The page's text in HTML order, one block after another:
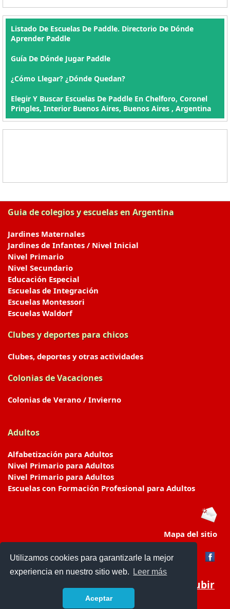
Utilizamos cookies para garantizarle la mejor
experiencia en nuestro sitio web.
Leer más
Aceptar
Listado De Escuelas De Paddle. Directorio De Dónde
Aprender Paddle
Guía De Dónde Jugar Paddle
¿Cómo Llegar? ¿Dónde Quedan?
Elegir Y Buscar Escuelas De Paddle En Chelforo, Coronel
Pringles, Interior Buenos Aires, Buenos Aires , Argentina
Guia de colegios y escuelas en Argentina
Jardines Maternales
Jardines de Infantes / Nivel Inicial
Nivel Primario
Nivel Secundario
Educación Especial
Escuelas de Integración
Escuelas Montessori
Escuelas Waldorf
Clubes y deportes para chicos
Clubes, deportes y otras actividades
Colonias de Vacaciones
Colonias de Verano / Invierno
Adultos
Alfabetización para Adultos
Nivel Primario para Adultos
Nivel Primario para Adultos
Escuelas con Formación Profesional para Adultos
Mapa del sitio
Subir